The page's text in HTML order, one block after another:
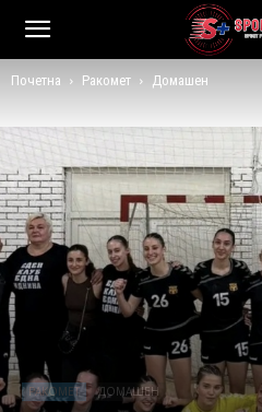
Почетна Ракомет Домашен
РАКОМЕТ ДОМАШЕН